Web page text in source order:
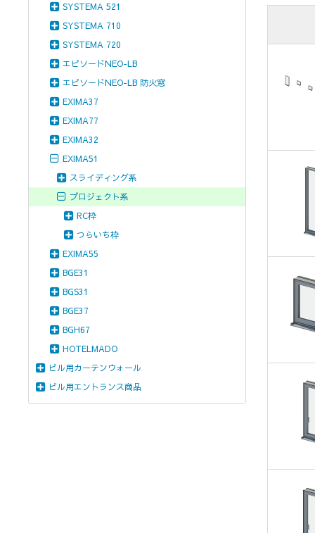
SYSTEMA 521
SYSTEMA 710
SYSTEMA 720
エピソードNEO-LB
エピソードNEO-LB 防火窓
EXIMA37
EXIMA77
EXIMA32
EXIMA51
スライディング系
プロジェクト系
RC枠
つらいち枠
EXIMA55
BGE31
BGS31
BGE37
BGH67
HOTELMADO
ビル用カーテンウォール
ビル用エントランス商品